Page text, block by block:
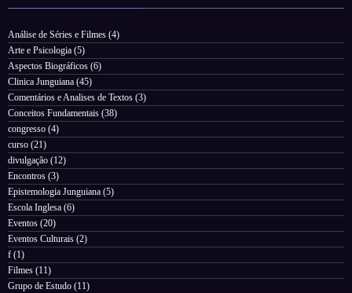
Análise de Séries e Filmes (4)
Arte e Psicologia (5)
Aspectos Biográficos (6)
Clinica Junguiana (45)
Comentários e Analises de Textos (3)
Conceitos Fundamentais (38)
congresso (4)
curso (21)
divulgação (12)
Encontros (3)
Epistemologia Junguiana (5)
Escola Inglesa (6)
Eventos (20)
Eventos Culturais (2)
f (1)
Filmes (11)
Grupo de Estudo (11)